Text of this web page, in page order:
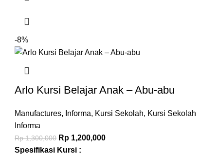
-8%
Arlo Kursi Belajar Anak – Abu-abu
Manufactures, Informa, Kursi Sekolah, Kursi Sekolah
Informa
Rp1,300,000 Rp 1,200,000
Spesifikasi Kursi :